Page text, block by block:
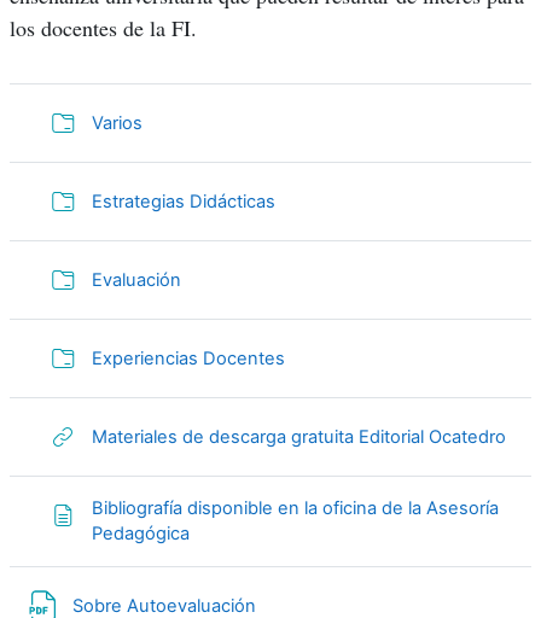
los docentes de la FI.
Varios
Estrategias Didácticas
Evaluación
Experiencias Docentes
Materiales de descarga gratuita Editorial Ocatedro
Bibliografía disponible en la oficina de la Asesoría
PedagógicaPágina
Sobre Autoevaluación